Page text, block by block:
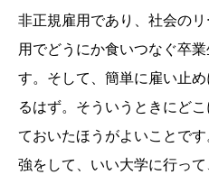
非正規雇用であり、社会の
用でどうにか食いつなぐ卒
す。そして、簡単に雇い止
るはず。そういうときにど
ておいたほうがよいことで
強をして、いい大学に行っ